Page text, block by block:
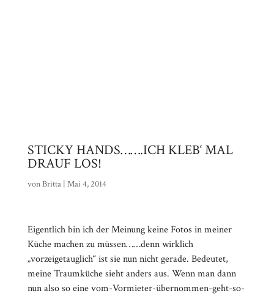
STICKY HANDS…….ICH KLEB‘ MAL
DRAUF LOS!
vonBritta| Mai 4, 2014
Eigentlich bin ich der Meinung keine Fotos in meiner
Küche machen zu müssen……denn wirklich
„vorzeigetauglich“ ist sie nun nicht gerade. Bedeutet,
meine Traumküche sieht anders aus. Wenn man dann
nun also so eine vom-Vormieter-übernommen-geht-so-